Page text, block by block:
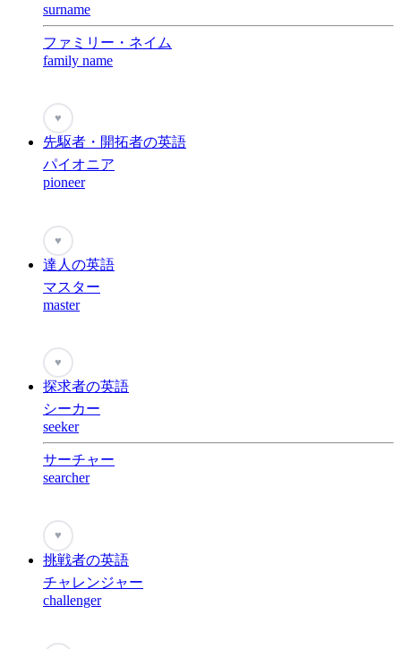
surname
ファミリー・ネイム
family name
♥
先駆者・開拓者の英語
パイオニア
pioneer
♥
達人の英語
マスター
master
♥
探求者の英語
シーカー
seeker
サーチャー
searcher
♥
挑戦者の英語
チャレンジャー
challenger